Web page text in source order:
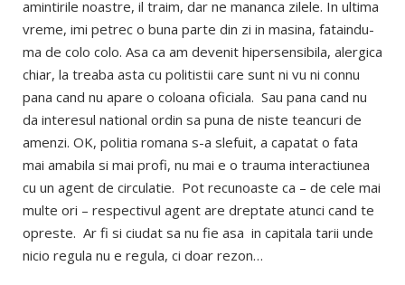
amintirile noastre, il traim, dar ne mananca zilele. In ultima
vreme, imi petrec o buna parte din zi in masina, fataindu-
ma de colo colo. Asa ca am devenit hipersensibila, alergica
chiar, la treaba asta cu politistii care sunt ni vu ni connu
pana cand nu apare o coloana oficiala. Sau pana cand nu
da interesul national ordin sa puna de niste teancuri de
amenzi. OK, politia romana s-a slefuit, a capatat o fata
mai amabila si mai profi, nu mai e o trauma interactiunea
cu un agent de circulatie. Pot recunoaste ca – de cele mai
multe ori – respectivul agent are dreptate atunci cand te
opreste. Ar fi si ciudat sa nu fie asa in capitala tarii unde
nicio regula nu e regula, ci doar rezon…